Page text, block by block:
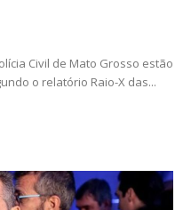
Civil de Mato Grosso estão
o relatório Raio-X das...